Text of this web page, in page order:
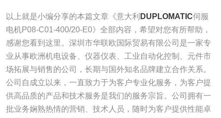
以上就是小编分享的本篇文章《意大利 DUPLOMATIC伺服
电机P08-C01-400/20-E0》全部内容，希望对您有所帮助，
感谢您看到这里。深圳市华联欧国际贸易有限公司是一家专
业从事欧洲机电设备、仪器仪表、工业自动化控制、元件市
场拓展与销售的公司，长期与国外知名品牌建立合作关系。
公司自成立以来，一直致力于为客户专业化服务，为客户提
供高品质的产品和技术服务是我们的服务宗旨。公司拥有一
批业务娴熟热情的营销、技术人员，随时为客户提供性能卓